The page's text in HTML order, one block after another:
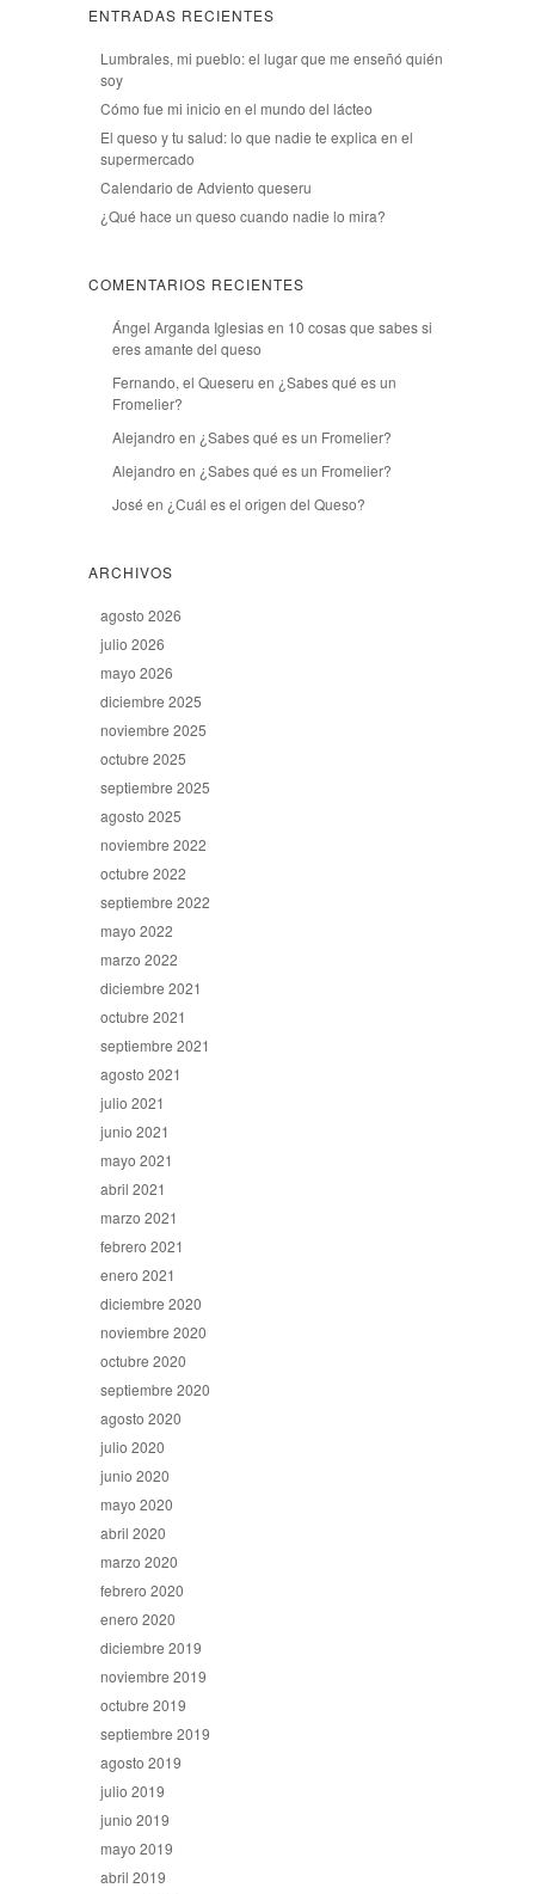
ENTRADAS RECIENTES
Lumbrales, mi pueblo: el lugar que me enseñó quién
soy
Cómo fue mi inicio en el mundo del lácteo
El queso y tu salud: lo que nadie te explica en el
supermercado
Calendario de Adviento queseru
¿Qué hace un queso cuando nadie lo mira?
COMENTARIOS RECIENTES
Ángel Arganda Iglesiasen 10 cosas que sabes si
eres amante del queso
Fernando, el Queseru en ¿Sabes qué es un
Fromelier?
Alejandro en ¿Sabes qué es un Fromelier?
Alejandro en ¿Sabes qué es un Fromelier?
José en ¿Cuál es el origen del Queso?
ARCHIVOS
agosto 2026
julio 2026
mayo 2026
diciembre 2025
noviembre 2025
octubre 2025
septiembre 2025
agosto 2025
noviembre 2022
octubre 2022
septiembre 2022
mayo 2022
marzo 2022
diciembre 2021
octubre 2021
septiembre 2021
agosto 2021
julio 2021
junio 2021
mayo 2021
abril 2021
marzo 2021
febrero 2021
enero 2021
diciembre 2020
noviembre 2020
octubre 2020
septiembre 2020
agosto 2020
julio 2020
junio 2020
mayo 2020
abril 2020
marzo 2020
febrero 2020
enero 2020
diciembre 2019
noviembre 2019
octubre 2019
septiembre 2019
agosto 2019
julio 2019
junio 2019
mayo 2019
abril 2019